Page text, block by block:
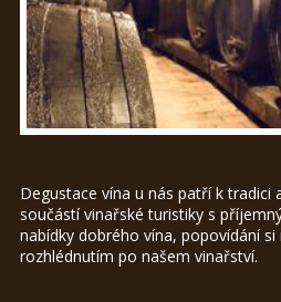
Degustace vína u nás patří k tradici
součástí vinařské turistiky s
nabídky dobrého vína, popovídání si
rozhlédnutím po našem vinařství.